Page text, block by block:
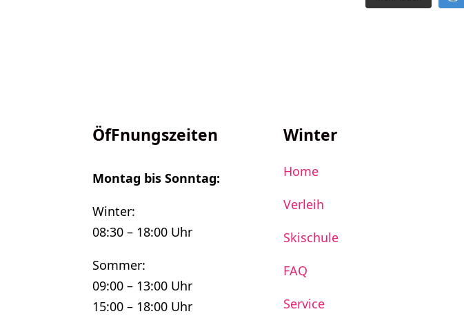
ÖfFnungszeiten
Montag bis Sonntag:
Winter:
08:30 – 18:00 Uhr
Sommer:
09:00 – 13:00 Uhr
15:00 – 18:00 Uhr
Winter
Home
Verleih
Skischule
FAQ
Service